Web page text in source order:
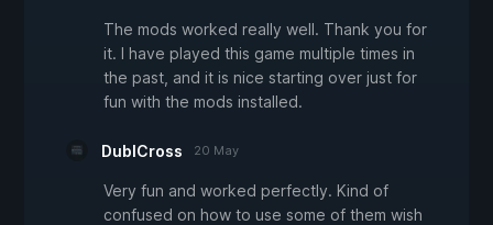
The mods worked really well. Thank you for
it. I have played this game multiple times in
the past, and it is nice starting over just for
fun with the mods installed.
DublCross 20 May
Very fun and worked perfectly. Kind of
confused on how to use some of them wish